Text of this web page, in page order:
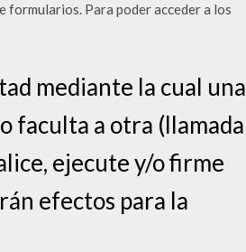
formularios. Para poder acceder a los
mediante la cual una
faculta a otra (llamada
ejecute y/o firme
efectos para la